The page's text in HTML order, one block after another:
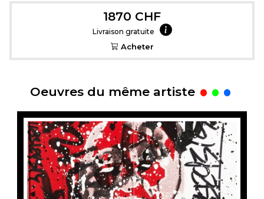
1870 CHF
Livraison gratuite
Acheter
Oeuvres du même artiste .